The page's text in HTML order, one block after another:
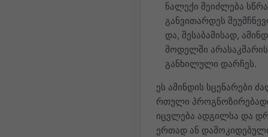
ნალექი შეიძლება
განვითარდეს
და, შესაბამისად,
მოდელში
განხილული დარჩეს.
ეს ამინდის სცენარები
რთული
იცვლება ადგილსა და
ერთად ან